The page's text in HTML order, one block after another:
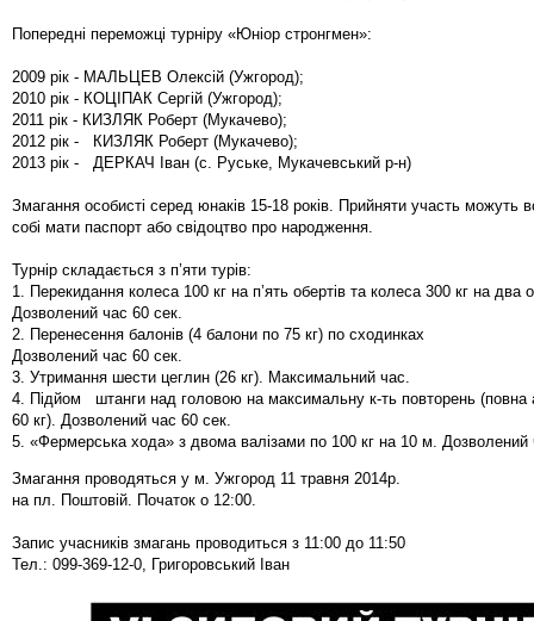
Попередні переможці турніру «Юніор стронгмен»:
2009 рік - МАЛЬЦЕВ Олексій (Ужгород);
2010 рік - КОЦІПАК Сергій (Ужгород);
2011 рік - КИЗЛЯК Роберт (Мукачево);
2012 рік - КИЗЛЯК Роберт (Мукачево);
2013 рік - ДЕРКАЧ Іван (с. Руське, Мукачевський р-н)
Змагання особисті серед юнаків 15-18 років. Прийняти участь можуть
собі мати паспорт або свідоцтво про народження.
Турнір складається з п’яти турів:
1. Перекидання колеса 100 кг на п’ять обертів та колеса 300 кг на два
Дозволений час 60 сек.
2. Перенесення балонів (4 балони по 75 кг) по сходинках
Дозволений час 60 сек.
3. Утримання шести цеглин (26 кг). Максимальний час.
4. Підйом штанги над головою на максимальну к-ть повторень (повна
60 кг). Дозволений час 60 сек.
5. «Фермерська хода» з двома валізами по 100 кг на 10 м.
Змагання проводяться у м. Ужгород 11 травня 2014р.
на пл. Поштовій. Початок о 12:00.
Запис учасників змагань проводиться з 11:00 до 11:50
Тел.: 099-369-12-0, Григоровський Іван